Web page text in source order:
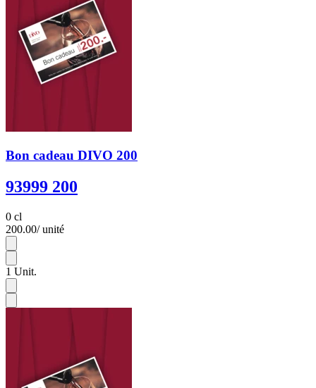
Bon cadeau DIVO 200
93999 200
0 cl
200.00/ unité
1 Unit.